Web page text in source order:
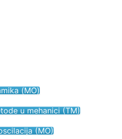
(МО)
u mehanici (TM)
(MO)